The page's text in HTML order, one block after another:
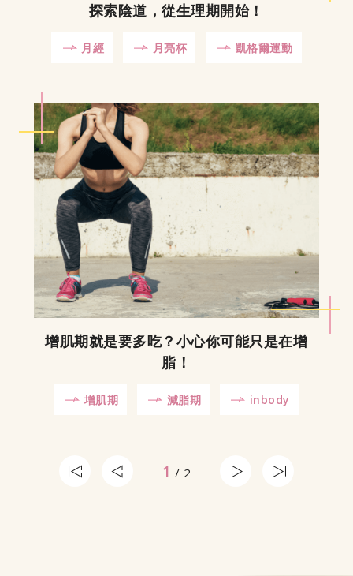
探索陰道，從生理期開始！
月經 月亮杯 凱格爾運動
增肌期就是要多吃？小心你可能只是在增
脂！
增肌期 減脂期 inbody
1 / 2